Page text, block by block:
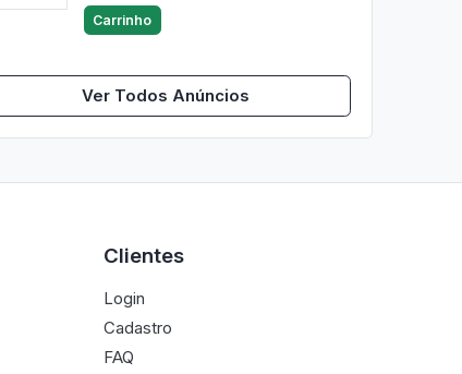
Carrinho
Ver Todos Anúncios
Clientes
Login
Cadastro
FAQ